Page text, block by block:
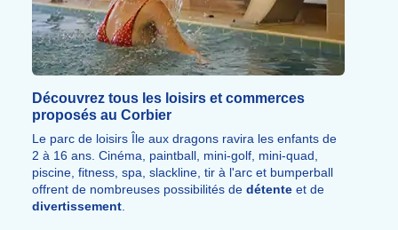
Découvrez tous les loisirs et commerces
proposés au Corbier
Le parc de loisirs Île aux dragons ravira les enfants de
2 à 16 ans. Cinéma, paintball, mini-golf, mini-quad,
piscine, fitness, spa, slackline, tir à l'arc et bumperball
offrent de nombreuses possibilités de détente et de
divertissement.